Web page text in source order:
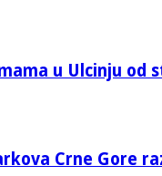
u Ulcinju od
Crne Gore